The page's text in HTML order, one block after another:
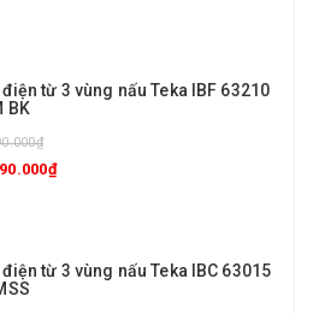
điện từ 3 vùng nấu Teka IBF 63210
BK
điện từ 3 vùng nấu Teka IBC 63015